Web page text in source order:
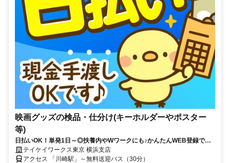
映画グッズの検品・仕分け(キーホルダーやポスター
等)
日払いOK！単発1日～◎扶養内やWワークにも♪かんたんWEB登録で好
きな時に働ける！
テイケイワークス東京 横浜支店
アクセス 「川崎駅」～無料送迎バス（30分）